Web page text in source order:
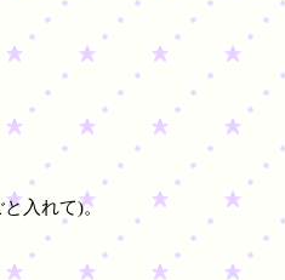
入れて)。